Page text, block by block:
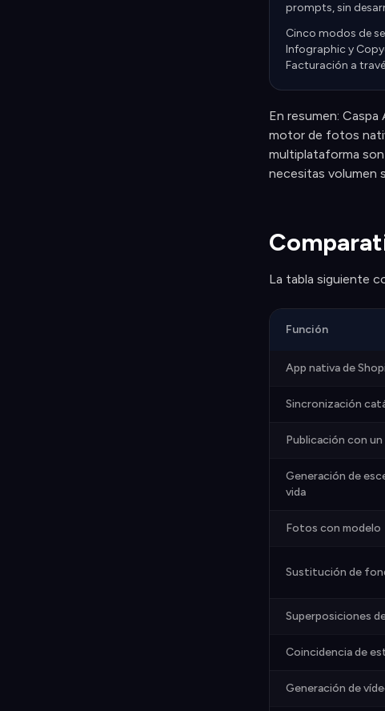
prompts, sin
Cinco modos de
Infographic y
Facturación a
En resumen:
motor de fotos
multiplataforma
necesitas volumen
La tabla siguiente
Función
App nativa de
Sincronización
Publicación con
Generación de
vida
Fotos con modelo
Sustitución de
Superposiciones
Coincidencia de
Generación de